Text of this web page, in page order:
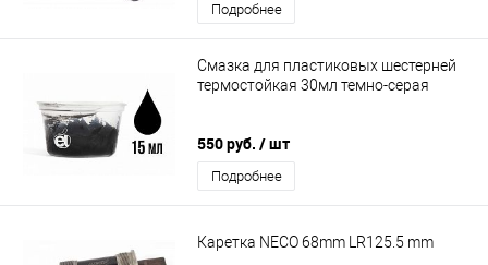
Подробнее
Смазка для пластиковых шестерней
термостойкая 30мл темно-серая
550 руб. / шт
Подробнее
Каретка NECO 68mm LR125.5 mm